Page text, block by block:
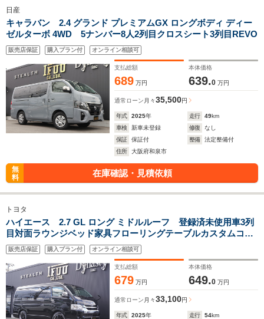
日産
キャラバン 2.4 グランド プレミアムGX ロングボディ ディー
ゼルターボ 4WD 5ナンバー8人2列目クロスシート3列目REVO
販売店保証 購入プラン付 オンライン相談可
支払総額
689 万円
本体価格
639.0 万円
通常ローン 月々35,500円
年式 2025年 走行 49km
車検
新車未登録 修復
なし
保証
保証付 整備
法定整備付
住所
大阪府和泉市
無
料
在庫確認・見積依頼
トヨタ
ハイエース 2.7 GL ロング ミドルルーフ 登録済未使用車3列
目対面ラウンジベッド家具フローリングテーブルカスタムコン
プリートIF-WB8リビングサルーン天井足下間接照明アルパイン
BIGX11ナビ後席12.8モニターセンターコンソール
販売店保証 購入プラン付 オンライン相談可
支払総額
679 万円
本体価格
649.0 万円
通常ローン 月々33,100円
年式 2025年 走行 54km